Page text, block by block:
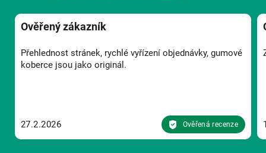
Ověřený zákazník
Přehlednost stránek, rychlé vyřízení objednávky, gumové
koberce jsou jako originál.
27.2.2026 Ověřená recenze